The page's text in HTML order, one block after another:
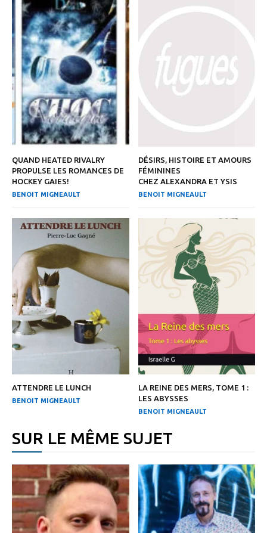
QUAND HEATED RIVALRY
PROPULSE LES ROMANCES DE
HOCKEY GAIES!
BENOIT MIGNEAULT
DÉSIRS, HISTOIRE ET AMOURS
FÉMININES
CHEZ ALEXANDRA ET YSIS
BENOIT MIGNEAULT
ATTENDRE LE LUNCH
BENOIT MIGNEAULT
LA REINE DES MERS, TOME 1 :
LES ABYSSES
BENOIT MIGNEAULT
SUR LE MÊME SUJET